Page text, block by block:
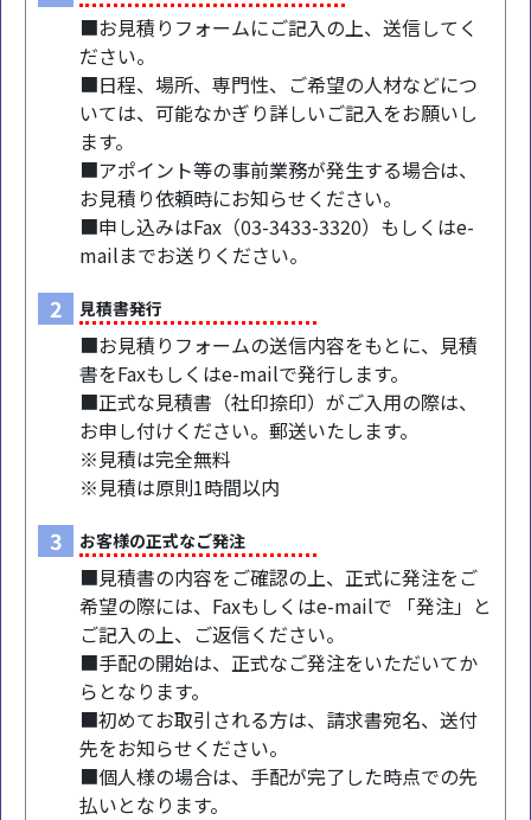
■お見積りフォームにご記入の上、送信してく
ださい。
■日程、場所、専門性、ご希望の人材などにつ
いては、可能なかぎり詳しいご記入をお願いし
ます。
■アポイント等の事前業務が発生する場合は、
お見積り依頼時にお知らせください。
■申し込みはFax（03-3433-3320）もしくはe-
mailまでお送りください。
2 見積書発行
■お見積りフォームの送信内容をもとに、見積
書をFaxもしくはe-mailで発行します。
■正式な見積書（社印捺印）がご入用の際は、
お申し付けください。郵送いたします。
※見積は完全無料
※見積は原則1時間以内
3 お客様の正式なご発注
■見積書の内容をご確認の上、正式に発注をご
希望の際には、Faxもしくはe-mailで 「発注」と
ご記入の上、ご返信ください。
■手配の開始は、正式なご発注をいただいてか
らとなります。
■初めてお取引される方は、請求書宛名、送付
先をお知らせください。
■個人様の場合は、手配が完了した時点での先
払いとなります。